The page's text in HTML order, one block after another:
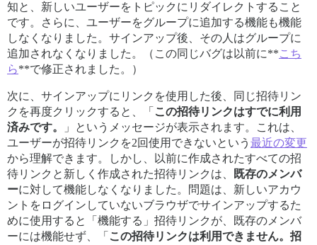
知と、新しいユーザーをトピックにリダイレクトすること
です。さらに、ユーザーをグループに追加する機能も機能
しなくなりました。サインアップ後、その人はグループに
追加されなくなりました。（この同じバグは以前に**こち
ら**で修正されました。）
次に、サインアップにリンクを使用した後、同じ招待リン
クを再度クリックすると、「 この招待リンクはすでに利用
済みです。
」というメッセージが表示されます。これは、
ユーザーが招待リンクを2回使用できないという 最近の変更
から理解できます。しかし、以前に作成されたすべての招
待リンクと新しく作成された招待リンクは、
既存のメンバ
ーに対して機能しなくなりました。問題は、新しいアカウ
ントをログインしていないブラウザでサインアップするた
めに使用すると「機能する」招待リンクが、既存のメンバ
ーには機能せず、「 この招待リンクは利用できません。招